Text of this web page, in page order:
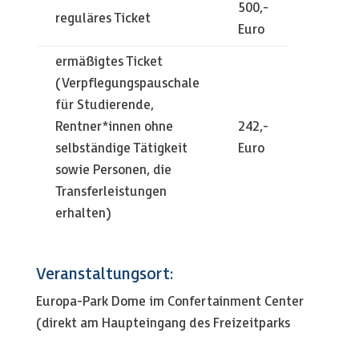
reguläres Ticket
500,-
Euro
ermäßigtes Ticket
(Verpflegungspauschale
für Studierende,
Rentner*innen ohne
selbständige Tätigkeit
sowie Personen, die
Transferleistungen
erhalten)
242,-
Euro
Veranstaltungsort:
Europa-Park Dome im Confertainment Center
(direkt am Haupteingang des Freizeitparks